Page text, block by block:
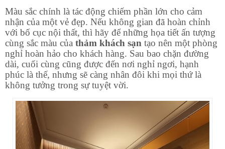
Màu sắc chính là tác động chiếm phần lớn cho cảm
nhận của một vẻ đẹp. Nếu không gian đã hoàn chỉnh
với bố cục nội thất, thì hãy để những họa tiết ấn tượng
cùng sắc màu của thảm khách sạn tạo nên một phòng
nghỉ hoàn hảo cho khách hàng. Sau bao chặn đường
dài, cuối cùng cũng được đến nơi nghỉ ngơi, hạnh
phúc là thế, nhưng sẽ càng nhân đôi khi mọi thứ là
không tưởng trong sự tuyệt vời.